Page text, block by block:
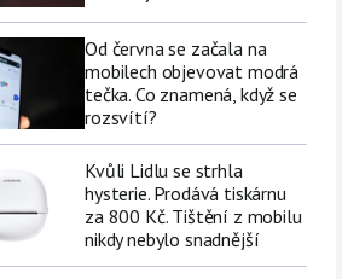
Od června se začala na
mobilech objevovat modrá
tečka. Co znamená, když se
rozsvítí?
Kvůli Lidlu se strhla
hysterie. Prodává tiskárnu
za 800 Kč. Tištění z mobilu
nikdy nebylo snadnější